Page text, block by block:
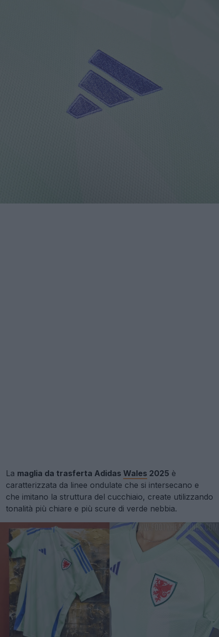
La maglia da trasferta Adidas Wales 2025 è
caratterizzata da linee ondulate che si intersecano e
che imitano la struttura del cucchiaio, create utilizzando
tonalità più chiare e più scure di verde nebbia.